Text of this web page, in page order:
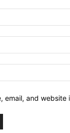
email, and